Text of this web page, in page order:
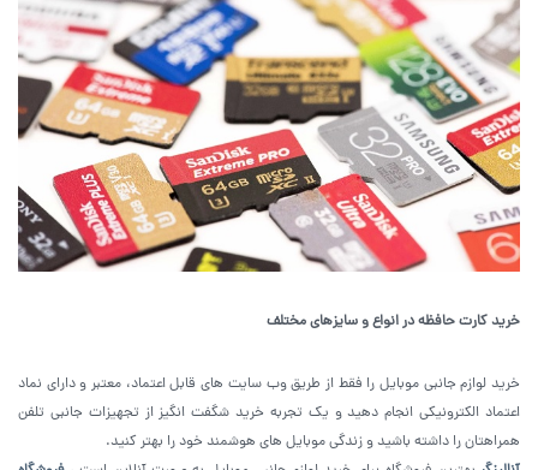
خرید کارت حافظه در انواع و سایزهای مختلف
خرید لوازم جانبی موبایل را فقط از طریق وب سایت های قابل اعتماد، معتبر و دارای نماد
اعتماد الکترونیکی انجام دهید و یک تجربه خرید شگفت انگیز از تجهیزات جانبی تلفن
همراهتان را داشته باشید و زندگی موبایل های هوشمند خود را بهتر کنید.